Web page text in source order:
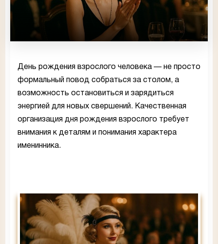
День рождения взрослого человека — не просто
формальный повод собраться за столом, а
возможность остановиться и зарядиться
энергией для новых свершений. Качественная
организация дня рождения взрослого требует
внимания к деталям и понимания характера
именинника.